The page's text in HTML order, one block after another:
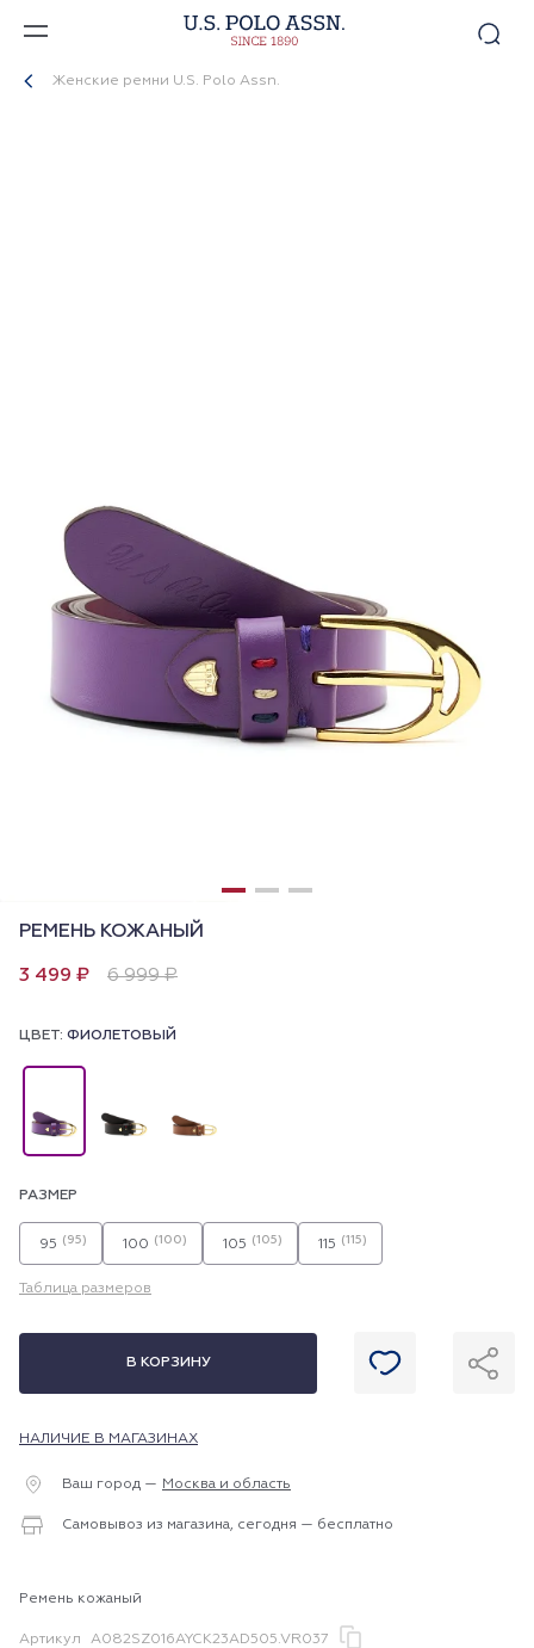
Женские ремни U.S. Polo Assn.
РЕМЕНЬ КОЖАНЫЙ
3 499 ₽ 6 999 ₽
ЦВЕТ: ФИОЛЕТОВЫЙ
РАЗМЕР
95 (95) 100 (100) 105 (105) 115 (115)
Таблица размеров
В КОРЗИНУ
НАЛИЧИЕ В МАГАЗИНАХ
Ваш город — Москва и область
Самовывоз из магазина, сегодня — бесплатно
Ремень кожаный
Артикул A082SZ016AYCK23AD505.VR037